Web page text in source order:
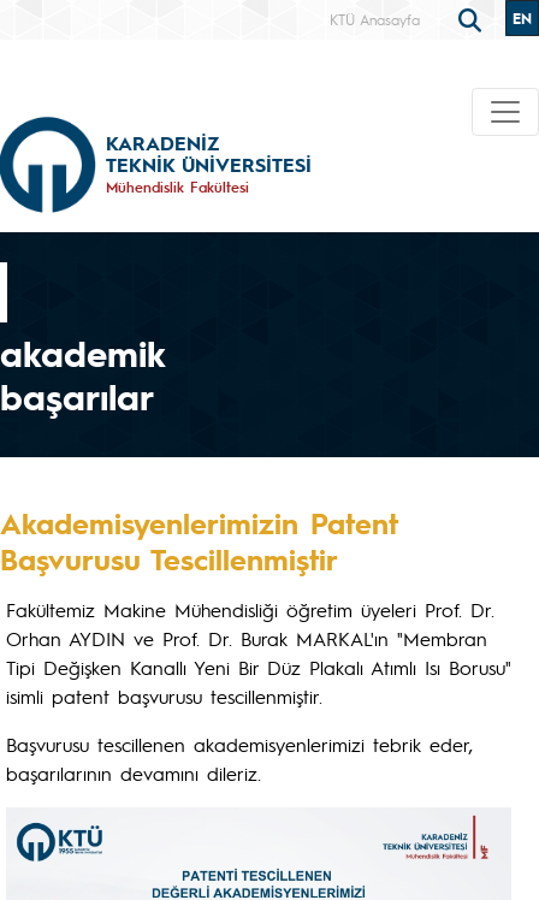
KTÜ Anasayfa EN
KARADENİZ
TEKNİK ÜNİVERSİTESİ
Mühendislik Fakültesi
akademik
başarılar
Akademisyenlerimizin Patent
Başvurusu Tescillenmiştir
Fakültemiz Makine Mühendisliği öğretim üyeleri Prof. Dr.
Orhan AYDIN ve Prof. Dr. Burak MARKAL'ın "Membran
Tipi Değişken Kanallı Yeni Bir Düz Plakalı Atımlı Isı Borusu"
isimli patent başvurusu tescillenmiştir.
Başvurusu tescillenen akademisyenlerimizi tebrik eder,
başarılarının devamını dileriz.